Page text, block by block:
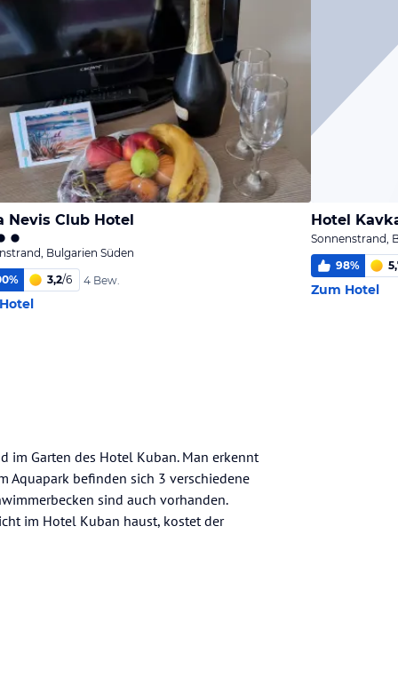
Nevis Club Hotel
Bulgarien Süden
% 3,2/6 4 Bew.
Hotel
Sonnenstrand,
98%
Zum Hotel
im Garten des Hotel Kuban. Man erkennt
Aquapark befinden sich 3 verschiedene
sind auch vorhanden.
im Hotel Kuban haust, kostet der